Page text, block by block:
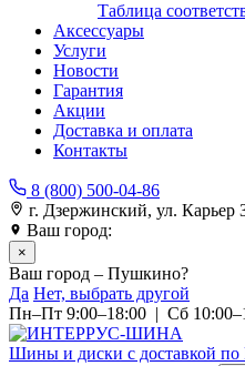
Таблица
Аксессуары
Услуги
Новости
Гарантия
Акции
Доставка и оплата
Контакты
8 (800) 500-04-86
г. Дзержинский, ул. Карьер
Ваш город:
×
Ваш город – Пушкино?
Да Нет, выбрать другой
Пн–Пт 9:00–18:00 | Сб
Шины и диски с доставкой по